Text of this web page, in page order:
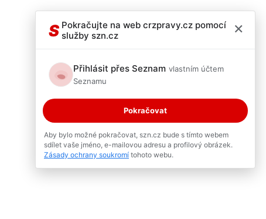
S Pokračujte na web crzpravy.cz pomocí
služby szn.cz
×
Přihlásit přes Seznam vlastním účtem
Seznamu
Pokračovat
Aby bylo možné pokračovat, szn.cz bude s tímto webem
sdílet vaše jméno, e-mailovou adresu a profilový obrázek.
Zásady ochrany soukromí tohoto webu.